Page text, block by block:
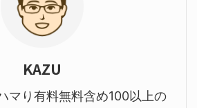
KAZU
マり有料無料含め100以上の